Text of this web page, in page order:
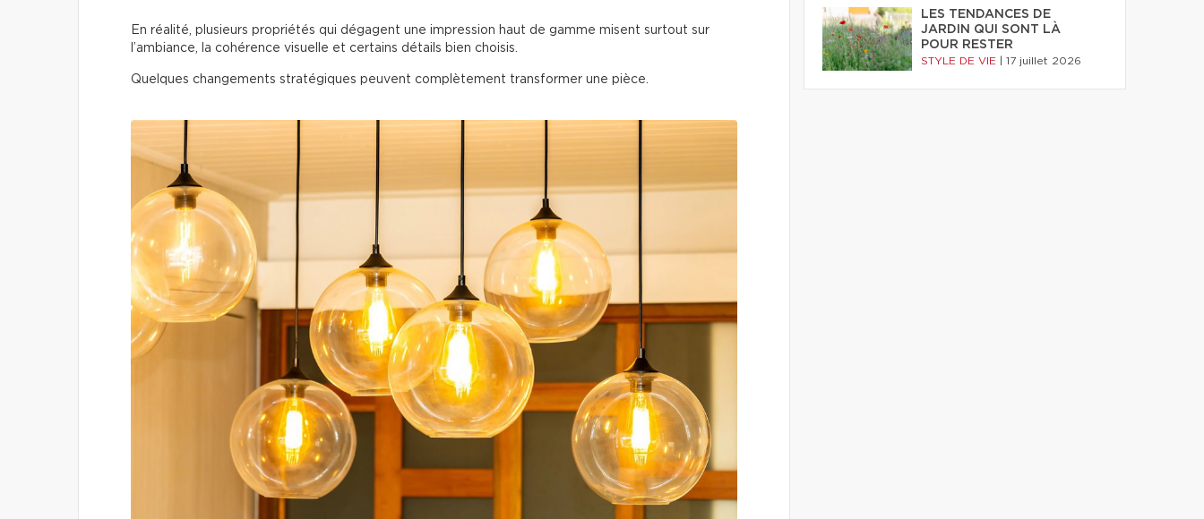
En réalité, plusieurs propriétés qui dégagent une impression haut de gamme misent surtout sur
l’ambiance, la cohérence visuelle et certains détails bien choisis.
Quelques changements stratégiques peuvent complètement transformer une pièce.
LES TENDANCES DE
JARDIN QUI SONT LÀ
POUR RESTER
STYLE DE VIE 17 juillet 2026